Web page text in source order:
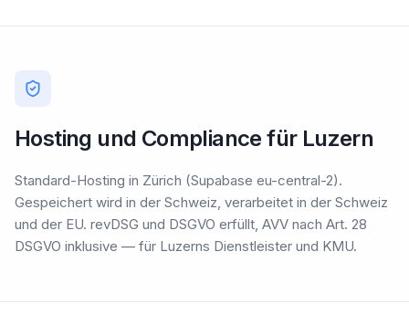
Hosting und Compliance für Luzern
Standard-Hosting in Zürich (Supabase eu-central-2).
Gespeichert wird in der Schweiz, verarbeitet in der Schweiz
und der EU. revDSG und DSGVO erfüllt, AVV nach Art. 28
DSGVO inklusive — für Luzerns Dienstleister und KMU.